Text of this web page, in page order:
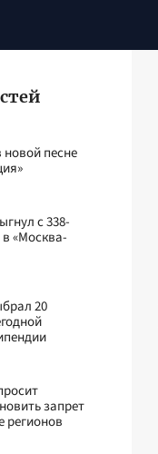
новой песне
с 338-
«Москва-
20
запрет
регионов